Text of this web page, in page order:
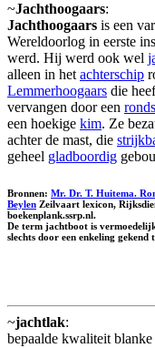
~Jachthoogaars:
Jachthoogaars is een
Wereldoorlog in eerste
werd. Hij werd ook wel
alleen in het achterschip
Lemmerhoogaars die
vervangen door een
een hoekige kim. Ze
achter de mast, die
geheel gladboordig
Bronnen: Mr. Dr. T. Huitema.
Beylen Zeilvaart lexicon,
boekenplank.ssrp.nl.
De term jachtboot is
slechts door een enkeling gekend
~jachtlak:
bepaalde kwaliteit blanke